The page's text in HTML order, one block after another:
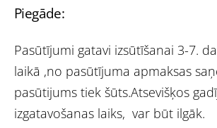
Piegāde:
Pasūtījumi gatavi izsūtīšanai 3-7.
laikā ,no pasūtījuma apmaksas
pasūtijums tiek šūts.Atsevišķos
izgatavošanas laiks, var būt ilgāk.